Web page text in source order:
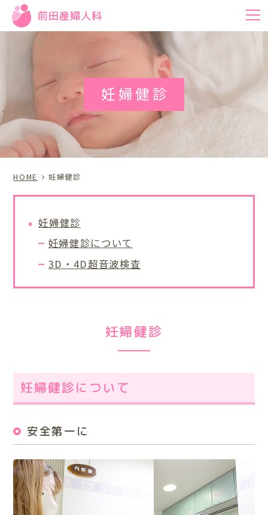
妊婦健診
HOME 妊婦健診
妊婦健診
妊婦健診について
3D・4D超音波検査
妊婦健診
妊婦健診について
安全第一に